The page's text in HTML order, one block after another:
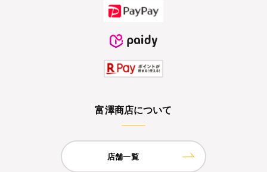
富澤商店について
店舗一覧